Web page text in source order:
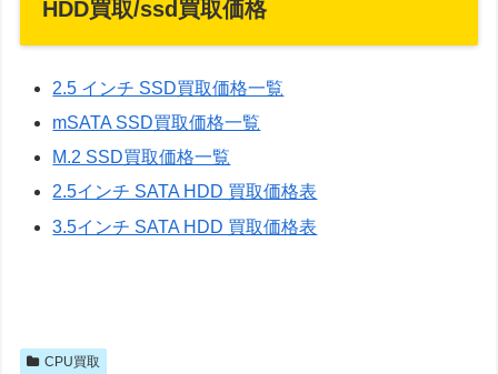
HDD買取/ssd買取価格
2.5 インチ SSD買取価格一覧
mSATA SSD買取価格一覧
M.2 SSD買取価格一覧
2.5インチ SATA HDD 買取価格表
3.5インチ SATA HDD 買取価格表
CPU買取